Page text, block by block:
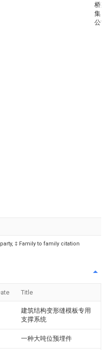
桥梁
集团
公司
‡ Family to family citation
Title
建筑结构变形缝模板专用
支撑系统
一种大吨位预埋件